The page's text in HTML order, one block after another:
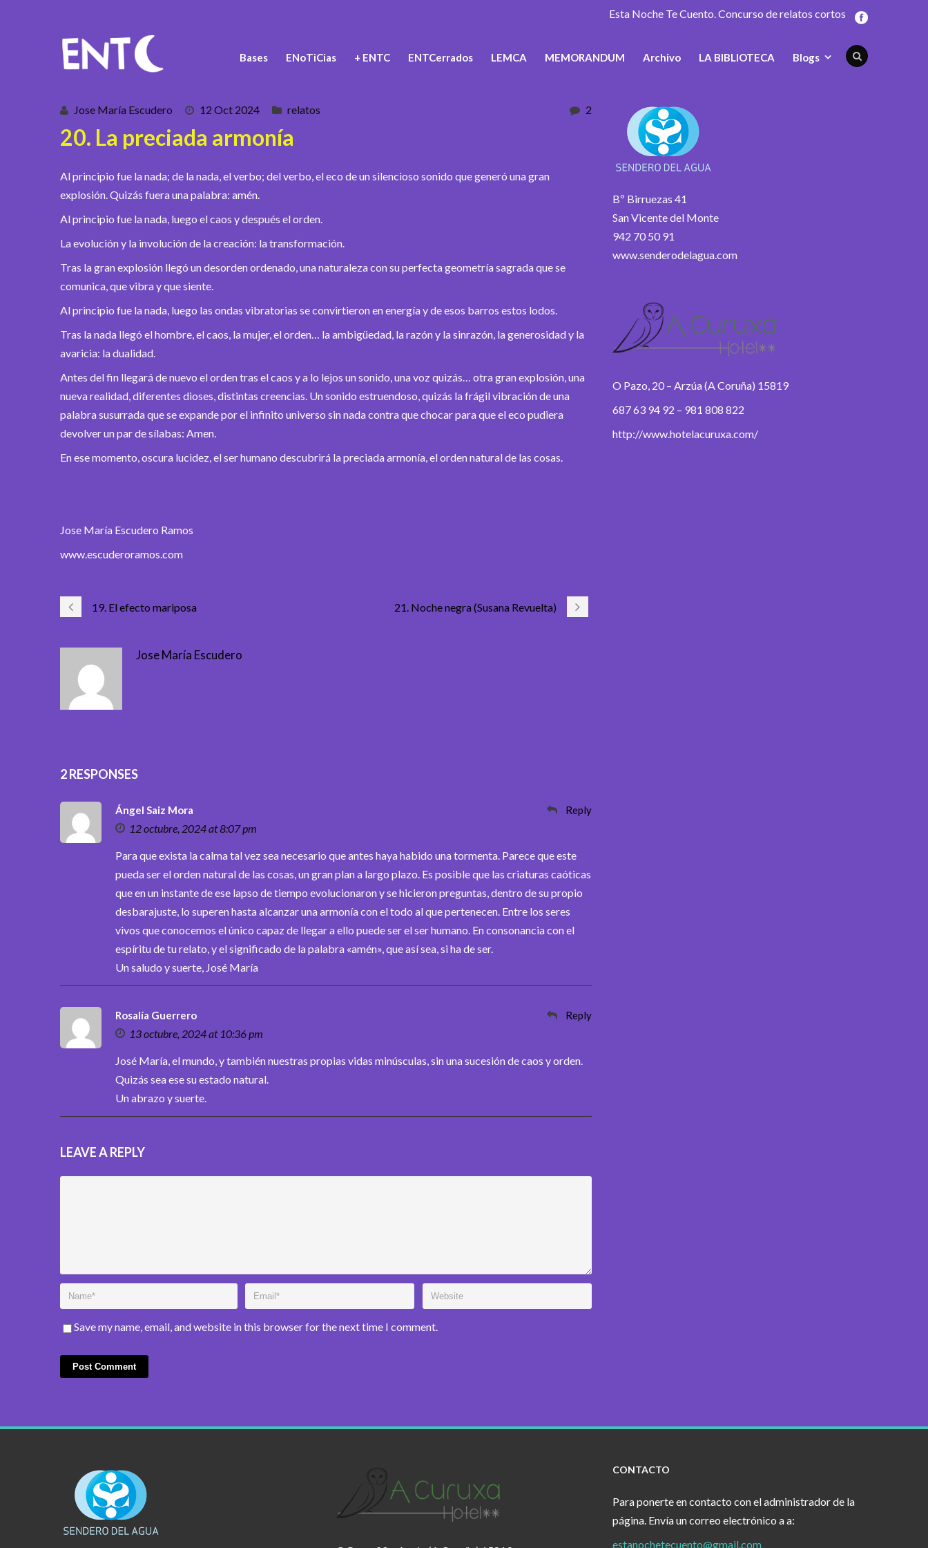
Esta Noche Te Cuento. Concurso de relatos cortos
Bases ENoTiCias + ENTC ENTCerrados LEMCA MEMORANDUM Archivo LA BIBLIOTECA Blogs
Jose María Escudero 12 Oct 2024 relatos 2
20. La preciada armonía
Al principio fue la nada; de la nada, el verbo; del verbo, el eco de un silencioso sonido que generó una gran
explosión. Quizás fuera una palabra: amén.
Al principio fue la nada, luego el caos y después el orden.
La evolución y la involución de la creación: la transformación.
Tras la gran explosión llegó un desorden ordenado, una naturaleza con su perfecta geometría sagrada que se
comunica, que vibra y que siente.
Al principio fue la nada, luego las ondas vibratorias se convirtieron en energía y de esos barros estos lodos.
Tras la nada llegó el hombre, el caos, la mujer, el orden… la ambigüedad, la razón y la sinrazón, la generosidad y la
avaricia: la dualidad.
Antes del fin llegará de nuevo el orden tras el caos y a lo lejos un sonido, una voz quizás… otra gran explosión, una
nueva realidad, diferentes dioses, distintas creencias. Un sonido estruendoso, quizás la frágil vibración de una
palabra susurrada que se expande por el infinito universo sin nada contra que chocar para que el eco pudiera
devolver un par de sílabas: Amen.
En ese momento, oscura lucidez, el ser humano descubrirá la preciada armonía, el orden natural de las cosas.
Jose María Escudero Ramos
www.escuderoramos.com
19. El efecto mariposa 21. Noche negra (Susana Revuelta)
Jose María Escudero
2 RESPONSES
Ángel Saiz Mora
12 octubre, 2024 at 8:07 pm
Reply
Para que exista la calma tal vez sea necesario que antes haya habido una tormenta. Parece que este
pueda ser el orden natural de las cosas, un gran plan a largo plazo. Es posible que las criaturas caóticas
que en un instante de ese lapso de tiempo evolucionaron y se hicieron preguntas, dentro de su propio
desbarajuste, lo superen hasta alcanzar una armonía con el todo al que pertenecen. Entre los seres
vivos que conocemos el único capaz de llegar a ello puede ser el ser humano. En consonancia con el
espíritu de tu relato, y el significado de la palabra «amén», que así sea, si ha de ser.
Un saludo y suerte, José María
Rosalía Guerrero
13 octubre, 2024 at 10:36 pm
Reply
José María, el mundo, y también nuestras propias vidas minúsculas, sin una sucesión de caos y orden.
Quizás sea ese su estado natural.
Un abrazo y suerte.
LEAVE A REPLY
Save my name, email, and website in this browser for the next time I comment.
Bº Birruezas 41
San Vicente del Monte
942 70 50 91
www.senderodelagua.com
O Pazo, 20 – Arzúa (A Coruña) 15819
687 63 94 92 – 981 808 822
http://www.hotelacuruxa.com/
CONTACTO
Para ponerte en contacto con el administrador de la
página. Envía un correo electrónico a a:
estanochetecuento@gmail.com